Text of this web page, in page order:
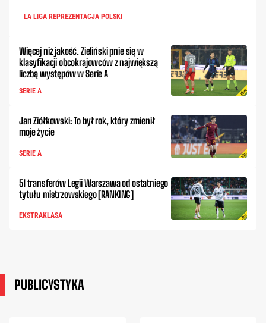
LA LIGA REPREZENTACJA POLSKI
Więcej niż jakość. Zieliński pnie się w
klasyfikacji obcokrajowców z największą
liczbą występów w Serie A
SERIE A
Jan Ziółkowski: To był rok, który zmienił
moje życie
SERIE A
51 transferów Legii Warszawa od ostatniego
tytułu mistrzowskiego [RANKING]
EKSTRAKLASA
PUBLICYSTYKA